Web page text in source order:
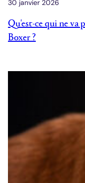
30 janvier 2026
Qu'est-ce qui ne va
Boxer ?